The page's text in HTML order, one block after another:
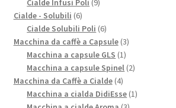
Cialde Infusi Poli 9
Cialde - Solubili 66
prodotti
Cialde Solubili Poli 66
prodotti
Macchina da caffè a Capsule 33
Macchina a capsule GLS 11
prodotto
Macchina a capsule Spinel 22
Macchina da Caffè a Cialde 44
prodotti
Macchina a cialda DidiEsse 11